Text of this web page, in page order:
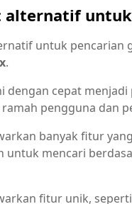
alternatif
untuk
.
dengan cepat
pengguna dan
banyak fitur
untuk mencari
fitur unik,